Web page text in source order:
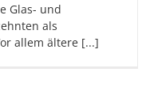
Glas- und
als
allem ältere [...]